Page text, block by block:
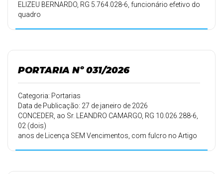
ELIZEU BERNARDO, RG 5.764.028-6, funcionário efetivo do
quadro
PORTARIA Nº 031/2026
Categoria: Portarias
Data de Publicação: 27 de janeiro de 2026
CONCEDER, ao Sr. LEANDRO CAMARGO, RG 10.026.288-6,
02 (dois)
anos de Licença SEM Vencimentos, com fulcro no Artigo